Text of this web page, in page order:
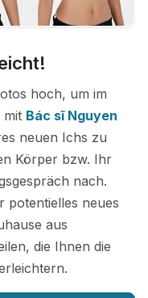
hoch, um im
mit Bác sĩ Nguyen
neuen Ichs zu
Körper bzw. Ihr
nach.
potentielles neues
aus
die Ihnen die